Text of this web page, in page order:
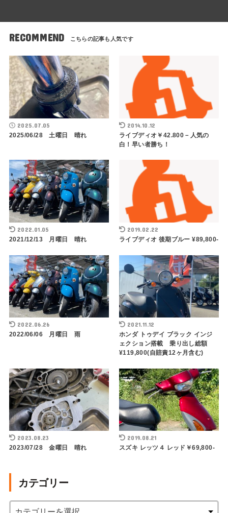
RECOMMEND
2025.07.05
2025/06/28 土曜日 晴れ
2014.10.12
ライブディオ￥42.800－人気の
白！早い者勝ち！
2022.01.05
2021/12/13 月曜日 晴れ
2019.02.22
ライブディオ 後期ブルー ¥89,800-
2022.06.26
2022/06/06 月曜日 雨
2021.11.12
ホンダ トゥデイ ブラック インジ
ェクション搭載 乗り出し総額
¥119,800(自賠責12ヶ月含む)
2023.08.23
2023/07/28 金曜日 晴れ
2019.08.21
スズキ レッツ４ レッド￥69,800-
カテゴリー